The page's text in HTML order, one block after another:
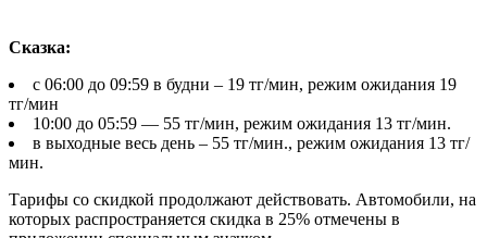
Сказка:
с 06:00 до 09:59 в будни – 19 тг/мин, режим ожидания 19
тг/мин
10:00 до 05:59 — 55 тг/мин, режим ожидания 13 тг/мин.
в выходные весь день – 55 тг/мин., режим ожидания 13 тг/
мин.
Тарифы со скидкой продолжают действовать. Автомобили, на
которых распространяется скидка в 25% отмечены в